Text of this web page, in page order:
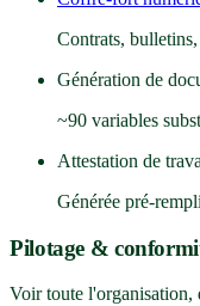
Contrats,
Génération de
~90 variables
Attestation de
Générée pré-
Pilotage &
Voir toute l'organisation,